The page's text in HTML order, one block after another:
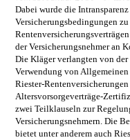
Dabei wurde die
Versicherungsbedingungen
der Versicherungsnehmer an
Die Kläger verlangten von
Verwendung von
Riester-
Altersvorsorgeverträge-
zwei Teilklauseln zur
Versicherungsnehmern. Die
bietet unter anderem auch